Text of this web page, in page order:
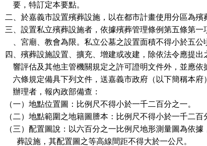
要，特訂定本要點。
二、於嘉義市設置殯葬設施，以在都市計畫使用分區為殯
三、設置私立殯葬設施者，依據殯葬管理條例第五條第一
、宮廟、教會為限。私立公墓之設置面積不得小於五公
四、殯葬設施設置、擴充、增建或改建，除依法令應提出
響評估及其他主管機關規定之許可證明文件外，並應依
六條規定備具下列文件，送嘉義市政府（以下簡稱本府
辦理者，報內政部備查：
（一）地點位置圖：比例尺不得小於一千二百分之一。
（二）地點範圍之地籍圖謄本：比例尺不得小於一千二百
（三）配置圖說：以六百分之一比例尺地形測量圖為依
葬設施，其配置圖之等高線間距不得大於一公尺。